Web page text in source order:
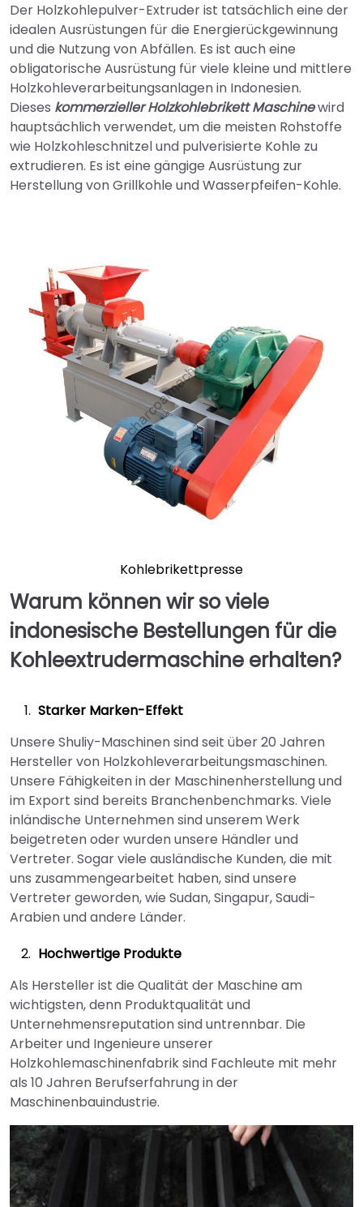
Der Holzkohlepulver-Extruder ist tatsächlich eine der
idealen Ausrüstungen für die Energierückgewinnung
und die Nutzung von Abfällen. Es ist auch eine
obligatorische Ausrüstung für viele kleine und mittlere
Holzkohleverarbeitungsanlagen in Indonesien.
Dieses kommerzieller HolzkohlebrikettMaschinewird
hauptsächlich verwendet, um die meisten Rohstoffe
wie Holzkohleschnitzel und pulverisierte Kohle zu
extrudieren. Es ist eine gängige Ausrüstung zur
Herstellung von Grillkohle und Wasserpfeifen-Kohle.
Kohlebrikettpresse
Warum können wir so viele
indonesische Bestellungen für die
Kohleextrudermaschine erhalten?
Starker Marken-Effekt
Unsere Shuliy-Maschinen sind seit über 20 Jahren
Hersteller von Holzkohleverarbeitungsmaschinen.
Unsere Fähigkeiten in der Maschinenherstellung und
im Export sind bereits Branchenbenchmarks. Viele
inländische Unternehmen sind unserem Werk
beigetreten oder wurden unsere Händler und
Vertreter. Sogar viele ausländische Kunden, die mit
uns zusammengearbeitet haben, sind unsere
Vertreter geworden, wie Sudan, Singapur, Saudi-
Arabien und andere Länder.
Hochwertige Produkte
Als Hersteller ist die Qualität der Maschine am
wichtigsten, denn Produktqualität und
Unternehmensreputation sind untrennbar. Die
Arbeiter und Ingenieure unserer
Holzkohlemaschinenfabrik sind Fachleute mit mehr
als 10 Jahren Berufserfahrung in der
Maschinenbauindustrie.